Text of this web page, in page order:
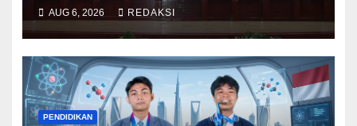
AUG 6, 2026 REDAKSI
PENDIDIKAN